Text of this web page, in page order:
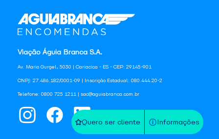
Quero ser cliente Informações
Viação Águia Branca S.A.
Av. Mario Gurgel, 5030 | Cariacica - ES - CEP: 29145-901
CNPJ: 27.486.182/0001-09 | Inscrição Estadual: 080.444.20-2
Telefone: 0800 725 1211 | sac@aguiabranca.com.br